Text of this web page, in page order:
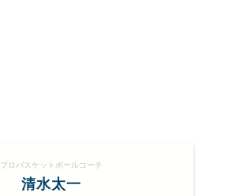
プロバスケットボールコーチ
清水太一